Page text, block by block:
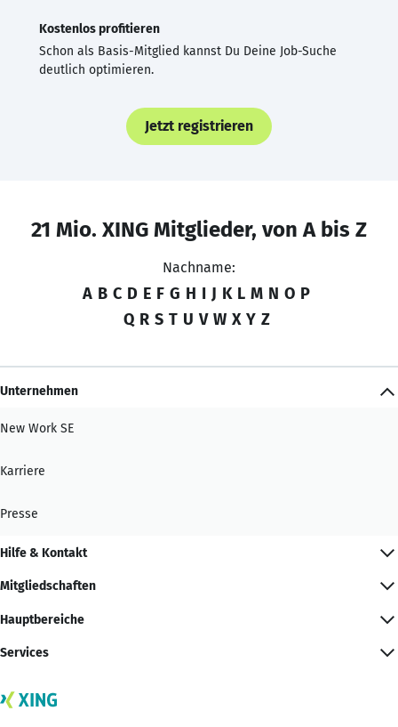
Kostenlos profitieren
Schon als Basis-Mitglied kannst Du Deine Job-Suche
deutlich optimieren.
Jetzt registrieren
21 Mio. XING Mitglieder, von A bis Z
Nachname:
A B C D E F G H I J K L M N O P
Q R S T U V W X Y Z
Unternehmen
New Work SE
Karriere
Presse
Hilfe & Kontakt
Mitgliedschaften
Hauptbereiche
Services